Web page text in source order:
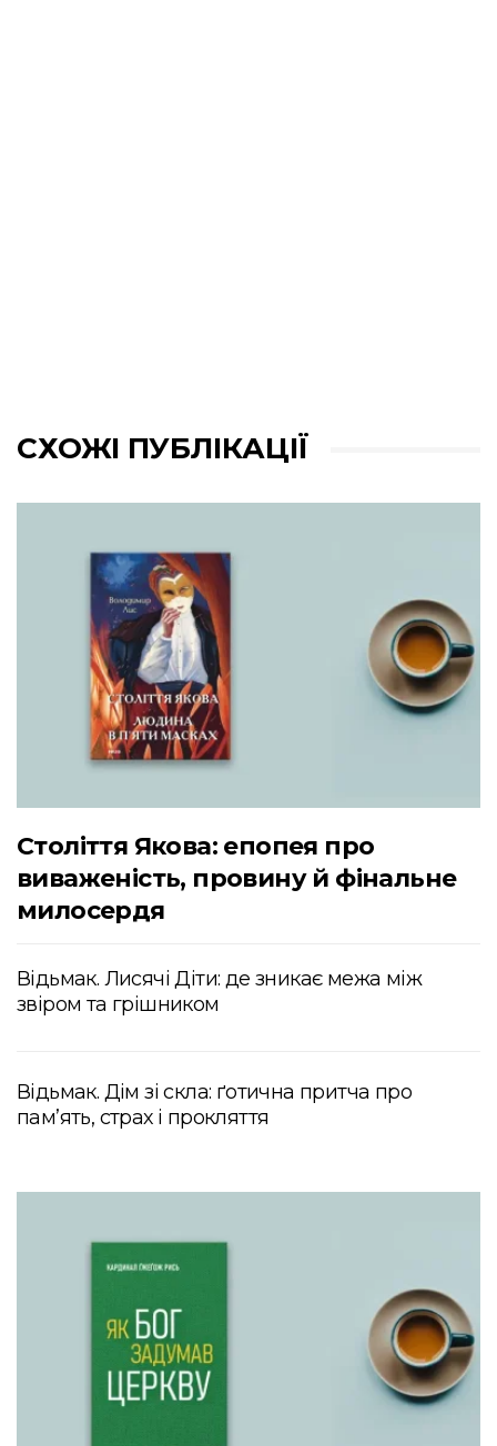
СХОЖІ ПУБЛІКАЦІЇ
Століття Якова: епопея про
виваженість, провину й фінальне
милосердя
Відьмак. Лисячі Діти: де зникає межа між
звіром та грішником
Відьмак. Дім зі скла: ґотична притча про
пам’ять, страх і прокляття